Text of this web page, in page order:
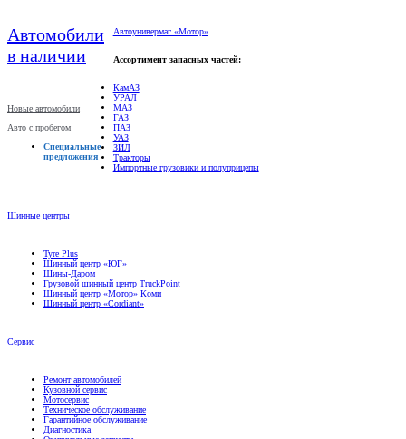
Автомобили
в наличии
Новые автомобили
Авто с пробегом
Специальные
предложения
Автоунивермаг «Мотор»
Ассортимент запасных частей:
КамАЗ
УРАЛ
МАЗ
ГАЗ
ПАЗ
УАЗ
ЗИЛ
Тракторы
Импортные грузовики и полуприцепы
Шинные центры
Tyre Plus
Шинный центр «ЮГ»
Шины-Даром
Грузовой шинный центр TruckPoint
Шинный центр «Мотор» Коми
Шинный центр «Cordiant»
Сервис
Ремонт автомобилей
Кузовной сервис
Мотосервис
Техническое обслуживание
Гарантийное обслуживание
Диагностика